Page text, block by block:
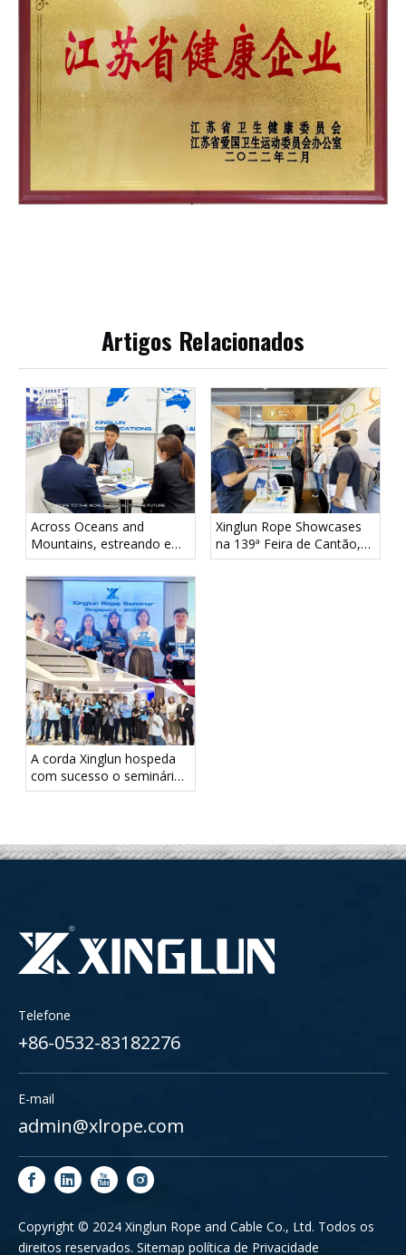
Artigos Relacionados
Across Oceans and
Mountains, estreando em
Tóquio! Corda Xinglun
aparece no Sea Japan
Xinglun Rope Showcases
na 139ª Feira de Cantão,
portfólio diversificado de
A corda Xinglun hospeda
com sucesso o seminário
de corda marinha e
Telefone
+86-0532-83182276
E-mail
admin@xlrope.com
Copyright © 2024 Xinglun Rope and Cable Co., Ltd. Todos os
direitos reservados. Sitemap política de Privacidade